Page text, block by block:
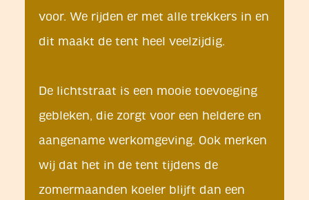
voor. We rijden er met alle trekkers in en
dit maakt de tent heel veelzijdig.
De lichtstraat is een mooie toevoeging
gebleken, die zorgt voor een heldere en
aangename werkomgeving. Ook merken
wij dat het in de tent tijdens de
zomermaanden koeler blijft dan een